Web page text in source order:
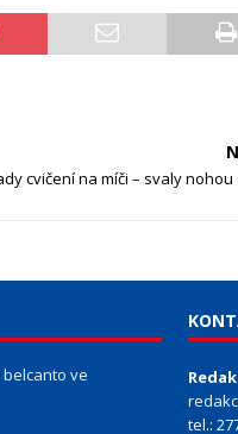
cvičení na míči – svaly nohou
ve
tel.: